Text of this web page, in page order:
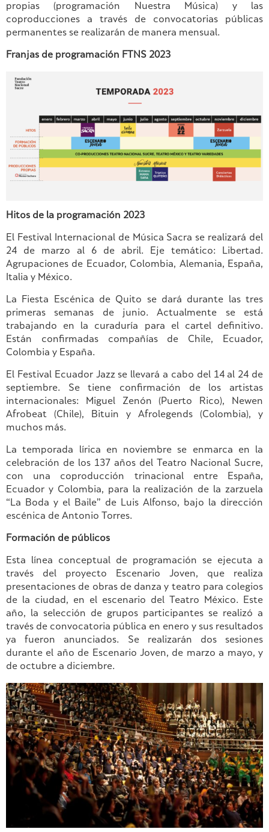
propias (programación Nuestra Música) y las
coproducciones a través de convocatorias públicas
permanentes se realizarán de manera mensual.
Franjas de programación FTNS 2023
Hitos de la programación 2023
El Festival Internacional de Música Sacra se realizará del
24 de marzo al 6 de abril. Eje temático: Libertad.
Agrupaciones de Ecuador, Colombia, Alemania, España,
Italia y México.
La Fiesta Escénica de Quito se dará durante las tres
primeras semanas de junio. Actualmente se está
trabajando en la curaduría para el cartel definitivo.
Están confirmadas compañías de Chile, Ecuador,
Colombia y España.
El Festival Ecuador Jazz se llevará a cabo del 14 al 24 de
septiembre. Se tiene confirmación de los artistas
internacionales: Miguel Zenón (Puerto Rico), Newen
Afrobeat (Chile), Bituin y Afrolegends (Colombia), y
muchos más.
La temporada lírica en noviembre se enmarca en la
celebración de los 137 años del Teatro Nacional Sucre,
con una coproducción trinacional entre España,
Ecuador y Colombia, para la realización de la zarzuela
“La Boda y el Baile” de Luis Alfonso, bajo la dirección
escénica de Antonio Torres.
Formación de públicos
Esta línea conceptual de programación se ejecuta a
través del proyecto Escenario Joven, que realiza
presentaciones de obras de danza y teatro para colegios
de la ciudad, en el escenario del Teatro México. Este
año, la selección de grupos participantes se realizó a
través de convocatoria pública en enero y sus resultados
ya fueron anunciados. Se realizarán dos sesiones
durante el año de Escenario Joven, de marzo a mayo, y
de octubre a diciembre.